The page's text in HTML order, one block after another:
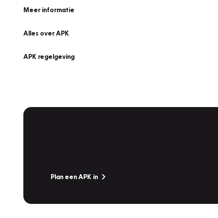
Meer informatie
Alles over APK
APK regelgeving
Plan een APK in